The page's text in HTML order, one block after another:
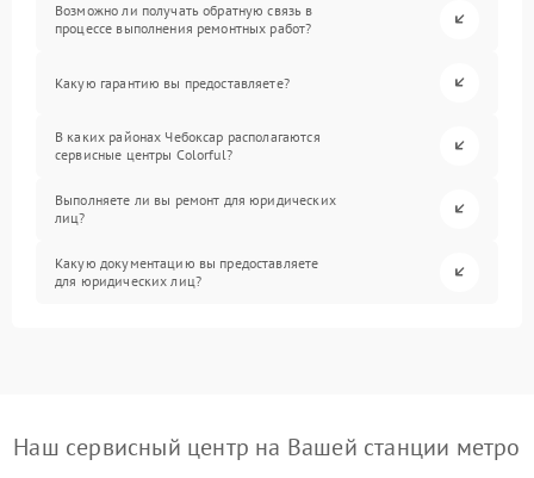
Возможно ли получать обратную связь в
процессе выполнения ремонтных работ?
Какую гарантию вы предоставляете?
В каких районах Чебоксар располагаются
сервисные центры Colorful?
Выполняете ли вы ремонт для юридических
лиц?
Какую документацию вы предоставляете
для юридических лиц?
Наш сервисный центр на Вашей станции метро